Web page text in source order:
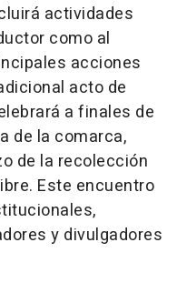
actividades
como al
acciones
acto de
a finales de
de la comarca,
de la recolección
Este encuentro
y divulgadores